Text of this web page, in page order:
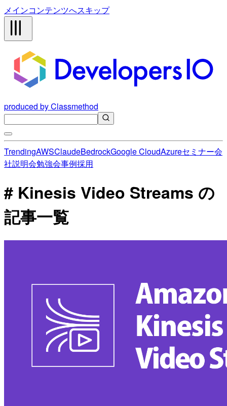
メインコンテンツへスキップ
produced by Classmethod
TrendingAWSClaudeBedrockGoogle CloudAzureセミナー会
社説明会勉強会事例採用
# Kinesis Video Streams の
記事一覧